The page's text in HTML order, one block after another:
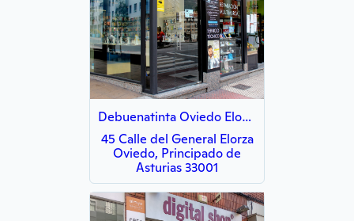
Debuenatinta Oviedo Elorza
45 Calle del General Elorza
Oviedo, Principado de
Asturias 33001